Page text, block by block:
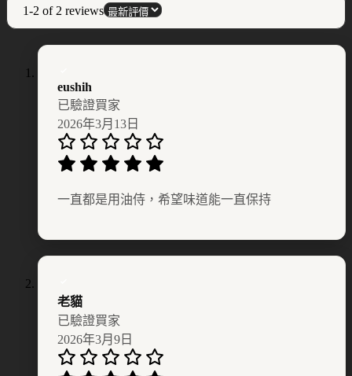
1-2 of 2 reviews
eushih
已驗證買家
2026年3月13日
一直都是用油侍，希望味道能一直保持
老貓
已驗證買家
2026年3月9日